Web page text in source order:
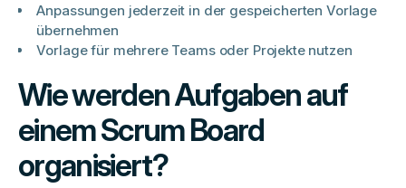
Anpassungen jederzeit in der gespeicherten Vorlage
übernehmen
Vorlage für mehrere Teams oder Projekte nutzen
Wie werden Aufgaben auf
einem Scrum Board
organisiert?